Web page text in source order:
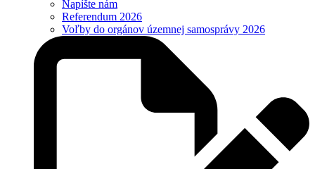
Napíšte nám
Referendum 2026
Voľby do orgánov územnej samosprávy 2026